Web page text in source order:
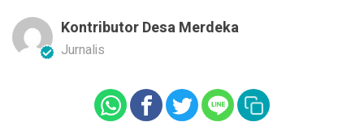
Kontributor Desa Merdeka
Jurnalis